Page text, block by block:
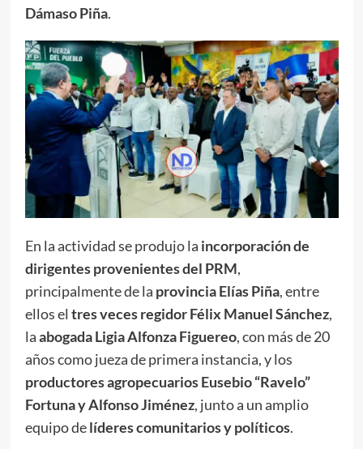
Dámaso Piña.
En la actividad se produjo la incorporación de
dirigentes provenientes del PRM,
principalmente de la provincia Elías Piña, entre
ellos el tres veces regidor Félix Manuel Sánchez,
laabogada Ligia Alfonza Figuereo, con más de 20
años como jueza de primera instancia, y los
productores agropecuarios Eusebio “Ravelo”
Fortuna y Alfonso Jiménez, junto a un amplio
equipo delíderes comunitarios y políticos.